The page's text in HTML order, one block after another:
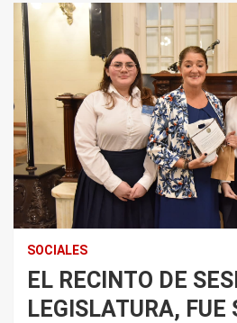
SOCIALES
EL RECINTO DE
LEGISLATURA, FUE